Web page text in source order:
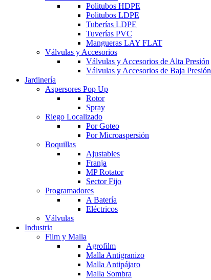
Politubos HDPE
Politubos LDPE
Tuberías LDPE
Tuverías PVC
Mangueras LAY FLAT
Válvulas y Accesorios
Válvulas y Accesorios de Alta Presión
Válvulas y Accesorios de Baja Presión
Jardinería
Aspersores Pop Up
Rotor
Spray
Riego Localizado
Por Goteo
Por Microaspersión
Boquillas
Ajustables
Franja
MP Rotator
Sector Fijo
Programadores
A Batería
Eléctricos
Válvulas
Industria
Film y Malla
Agrofilm
Malla Antigranizo
Malla Antipájaro
Malla Sombra